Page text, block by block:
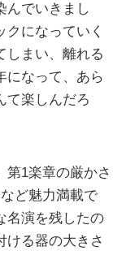
んでいきまし
になっていく
しまい、離れる
になって、あら
て楽しんだろ
第1楽章の厳かさ
ど魅力満載で
名演を残したの
ける器の大きさ